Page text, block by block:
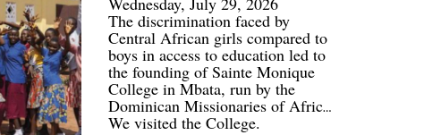
The discrimination faced by
Central African girls compared to
boys in access to education led to
the founding of Sainte Monique
College in Mbata, run by the
Dominican Missionaries of Africa.
We visited the College.